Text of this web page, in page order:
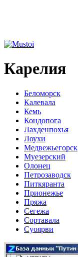
Карелия
Беломорск
Калевала
Кемь
Кондопога
Лахденпохья
Лоухи
Медвежьегорск
Муезерский
Олонец
Петрозаводск
Питкяранта
Прионежье
Пряжа
Сегежа
Сортавала
Суоярви